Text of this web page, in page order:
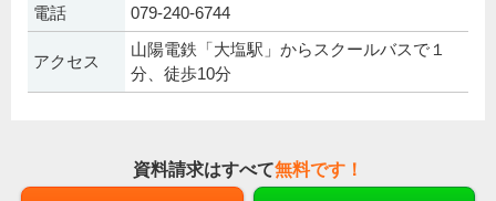
電話 079-240-6744
アクセス
山陽電鉄「大塩駅」からスクールバスで１
分、徒歩10分
資料請求はすべて無料です！